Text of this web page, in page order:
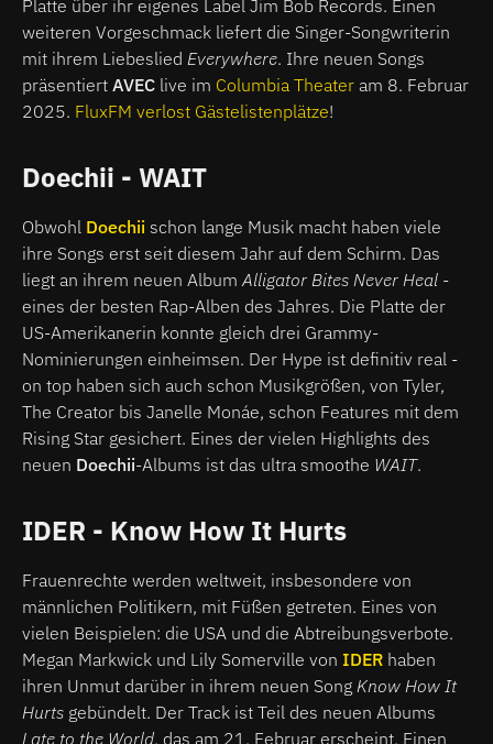
Platte über ihr eigenes Label Jim Bob Records. Einen
weiteren Vorgeschmack liefert die Singer-Songwriterin
mit ihrem Liebeslied Everywhere. Ihre neuen Songs
präsentiert AVEC live im Columbia Theater am 8. Februar
2025. FluxFM verlost Gästelistenplätze!
Doechii - WAIT
Obwohl Doechii schon lange Musik macht haben viele
ihre Songs erst seit diesem Jahr auf dem Schirm. Das
liegt an ihrem neuen Album Alligator Bites Never Heal -
eines der besten Rap-Alben des Jahres. Die Platte der
US-Amerikanerin konnte gleich drei Grammy-
Nominierungen einheimsen. Der Hype ist definitiv real -
on top haben sich auch schon Musikgrößen, von Tyler,
The Creator bis Janelle Monáe, schon Features mit dem
Rising Star gesichert. Eines der vielen Highlights des
neuen Doechii-Albums ist das ultra smoothe WAIT.
IDER - Know How It Hurts
Frauenrechte werden weltweit, insbesondere von
männlichen Politikern, mit Füßen getreten. Eines von
vielen Beispielen: die USA und die Abtreibungsverbote.
Megan Markwick und Lily Somerville von IDER haben
ihren Unmut darüber in ihrem neuen Song Know How It
Hurts gebündelt. Der Track ist Teil des neuen Albums
Late to the World, das am 21. Februar erscheint. Einen